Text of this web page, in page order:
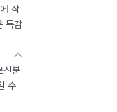
작
독감
신분
수